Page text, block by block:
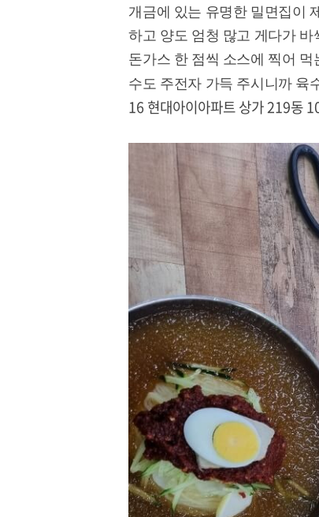
개금에 있는 유명한 밀면집이
하고 양도 엄청 많고 게다가
돈가스 한 점씩 소스에 찍어
수도 주전자 가득 주시니까 육
16 현대아이아파트 상가 219동